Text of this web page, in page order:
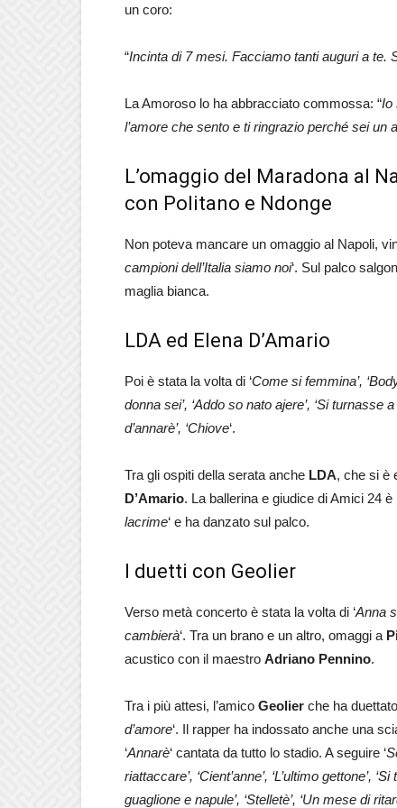
un coro:
“Incinta di 7 mesi. Facciamo tanti auguri a te.
La Amoroso lo ha abbracciato commossa: “Io
l’amore che sento e ti ringrazio perché sei un
L’omaggio del Maradona al
con Politano e Ndonge
Non poteva mancare un omaggio al Napoli,
campioni dell’Italia siamo noi‘. Sul palco
maglia bianca.
LDA ed Elena D’Amario
Poi è stata la volta di ‘Come si femmina’,
donna sei’, ‘Addo so nato ajere’, ‘Si turnasse
d’annarè’, ‘Chiove‘.
Tra gli ospiti della serata anche LDA, che si è
D’Amario. La ballerina e giudice di Amici 24
lacrime‘ e ha danzato sul palco.
I duetti con Geolier
Verso metà concerto è stata la volta di ‘Anna
cambierà‘. Tra un brano e un altro, omaggi a
acustico con il maestro Adriano Pennino.
Tra i più attesi, l’amico Geolier che ha
d’amore‘. Il rapper ha indossato anche una
‘Annarè‘ cantata da tutto lo stadio. A seguire ‘
riattaccare’, ‘Cient’anne’, ‘L’ultimo gettone’,
guaglione e napule’, ‘Stelletè’, ‘Un mese di